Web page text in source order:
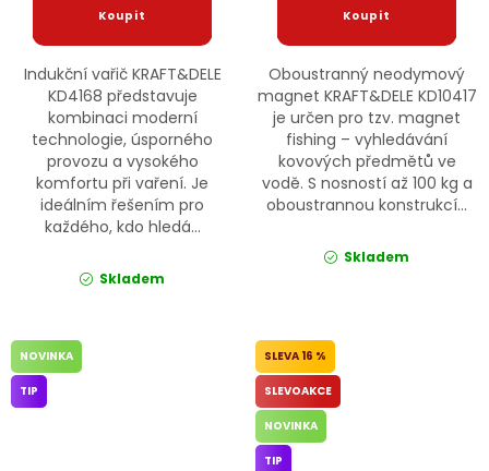
Indukční vařič KRAFT&DELE
KD4168 představuje
kombinaci moderní
technologie, úsporného
provozu a vysokého
komfortu při vaření. Je
ideálním řešením pro
každého, kdo hledá...
Skladem
Oboustranný neodymový
magnet KRAFT&DELE KD10417
je určen pro tzv. magnet
fishing – vyhledávání
kovových předmětů ve
vodě. S nosností až 100 kg a
oboustrannou konstrukcí...
Skladem
NOVINKA
TIP
16 %
SLEVOAKCE
NOVINKA
TIP